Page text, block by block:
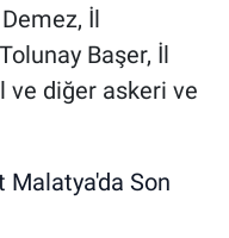
İl
Başer, İl
ve diğer askeri ve